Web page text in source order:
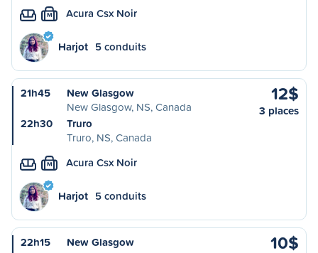
M Acura Csx Noir
Harjot 5 conduits
21h45
New Glasgow
New Glasgow, NS, Canada
22h30
Truro
Truro, NS, Canada
12$
3 places
M Acura Csx Noir
Harjot 5 conduits
22h15
New Glasgow
10$